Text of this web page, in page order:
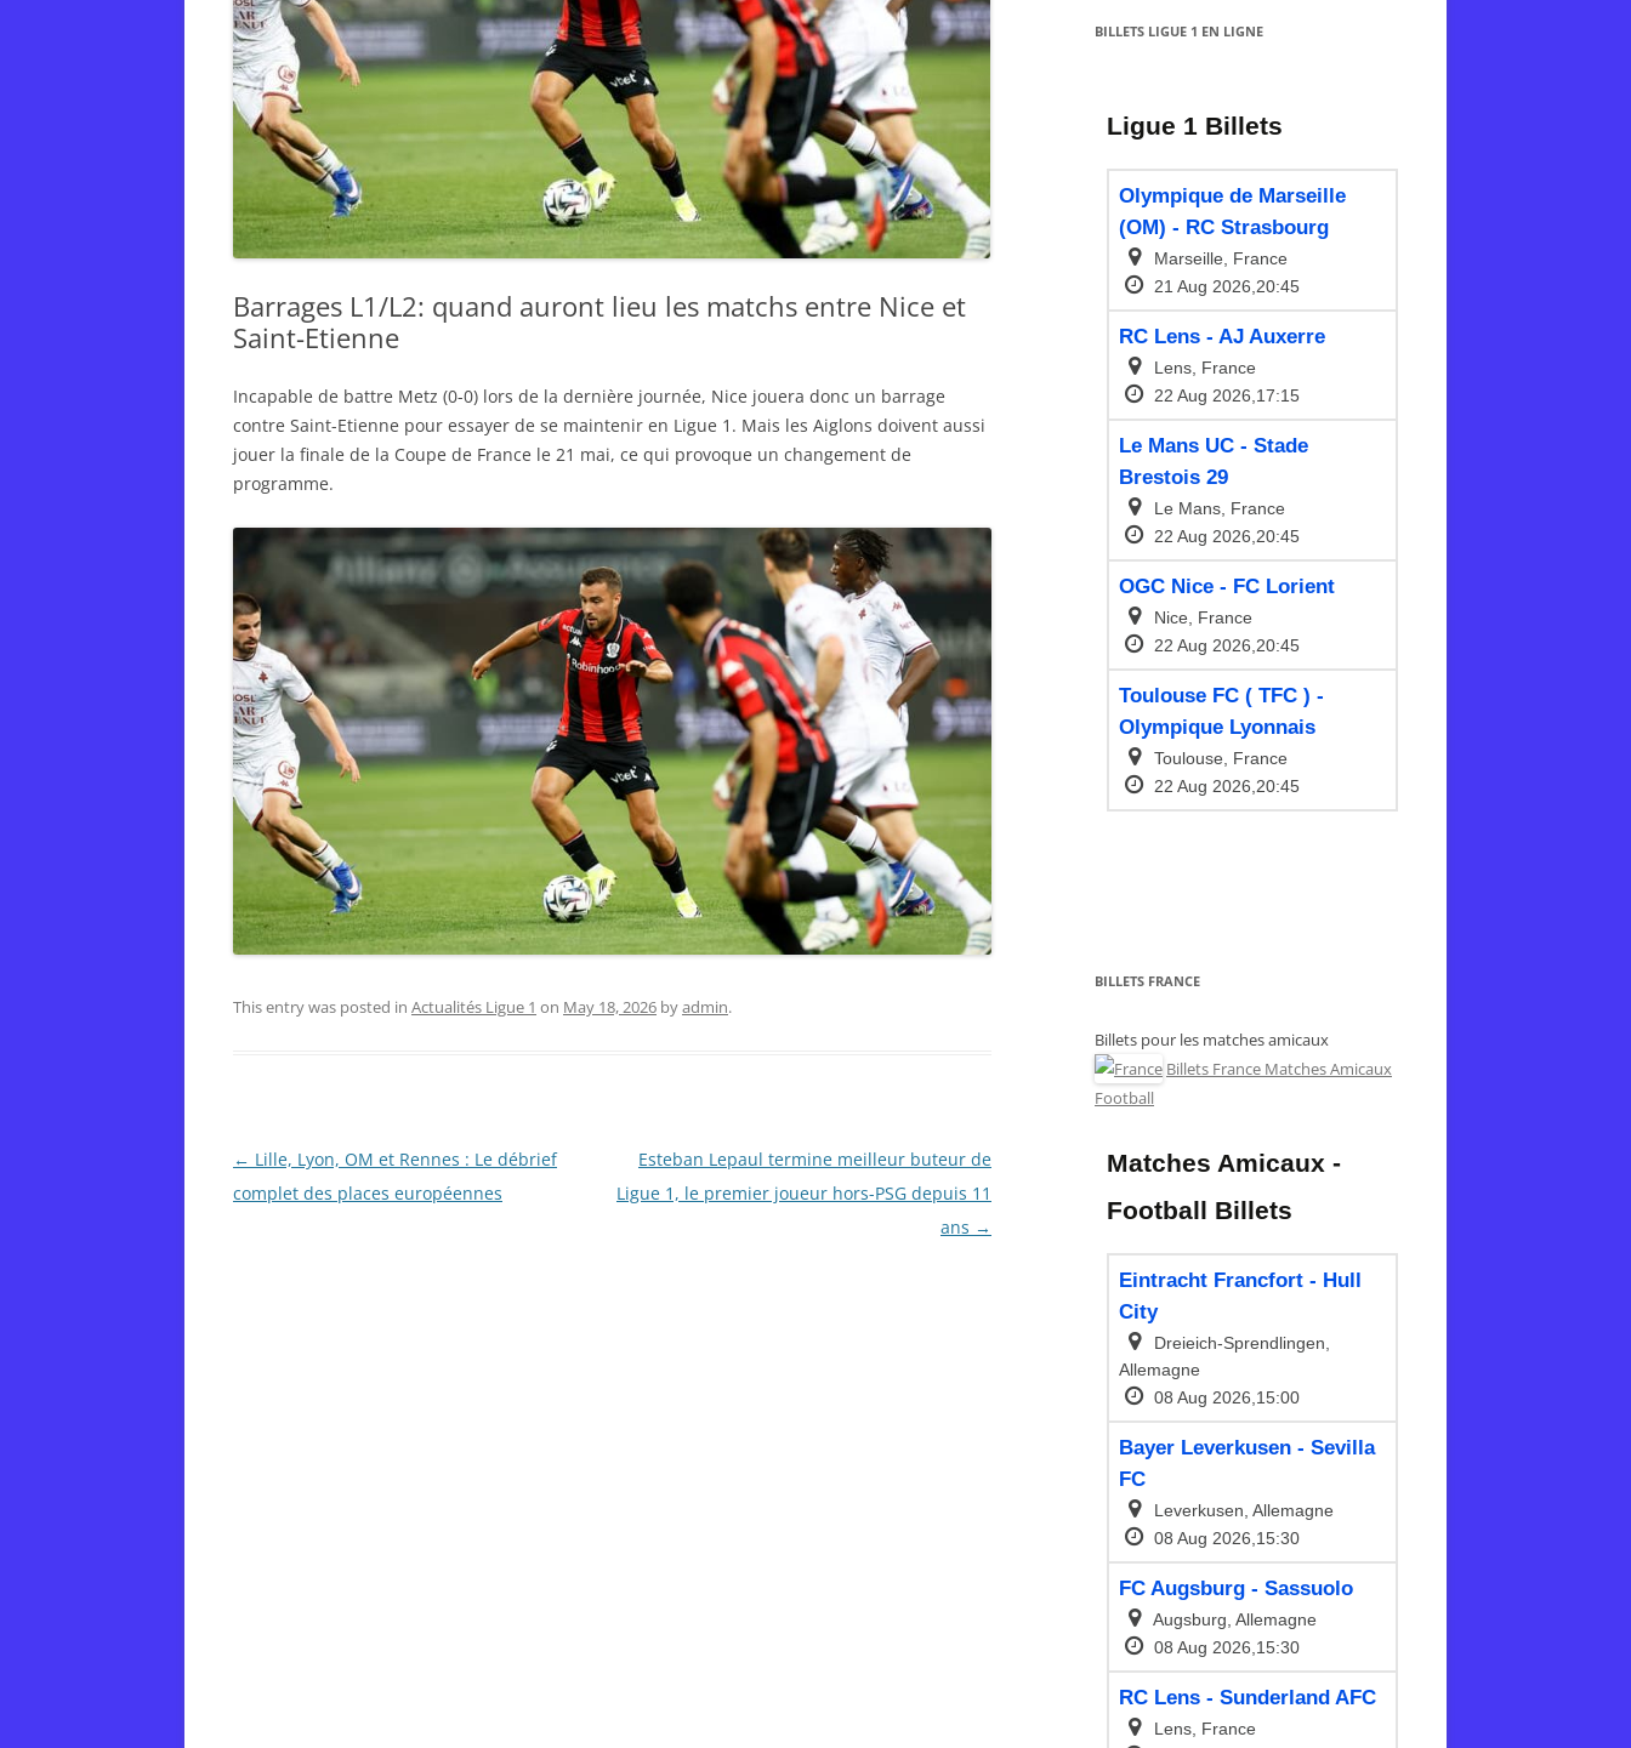
Barrages L1/L2: quand auront lieu les matchs entre Nice et
Saint-Etienne
Incapable de battre Metz (0-0) lors de la dernière journée, Nice jouera donc un barrage
contre Saint-Etienne pour essayer de se maintenir en Ligue 1. Mais les Aiglons doivent aussi
jouer la finale de la Coupe de France le 21 mai, ce qui provoque un changement de
programme.
This entry was posted in Actualités Ligue 1 on May 18, 2026 byadmin.
Post
navigation
← Lille, Lyon, OM et Rennes : Le débrief
complet des places européennes
Esteban Lepaul termine meilleur buteur de
Ligue 1, le premier joueur hors-PSG depuis 11
ans →
BILLETS LIGUE 1 EN LIGNE
BILLETS FRANCE
Billets pour les matches amicaux
Billets France Matches Amicaux
Football